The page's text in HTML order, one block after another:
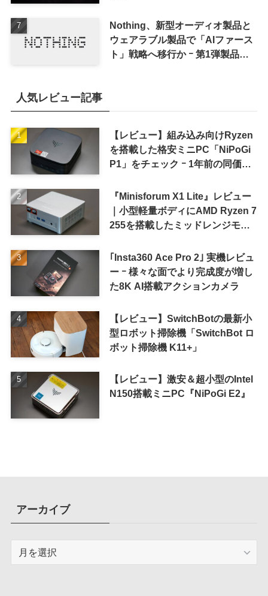
Nothing、新型オーディオ製品と
ウェアラブル製品で「AIファース
ト」戦略へ移行か ｰ 第1弾製品は
人気レビュー記事
【レビュー】組み込み向けRyzen
を搭載した格安ミニPC「NiPoGi
P1」をチェック ｰ 1年前の同価格
『Minisforum X1 Lite』レビュー
｜小型軽量ボディにAMD Ryzen 7
255を搭載したミッドレンジモデ
｢Insta360 Ace Pro 2｣ 実機レビュ
ー ｰ 様々な面でより完成度が増し
た8K AI搭載アクションカメラ
【レビュー】SwitchBotの最新小
型ロボット掃除機「SwitchBot ロ
ボット掃除機 K11+」
【レビュー】激安＆超小型のIntel
N150搭載ミニPC『NiPoGi E2』
アーカイブ